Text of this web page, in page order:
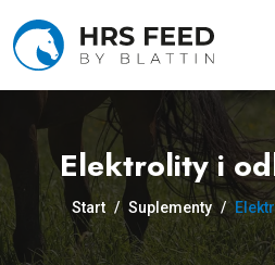
the
Elektrolity i
Start / Suplementy /